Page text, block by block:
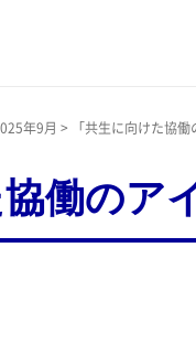
年9月 > 「共生に向けた協
協働の